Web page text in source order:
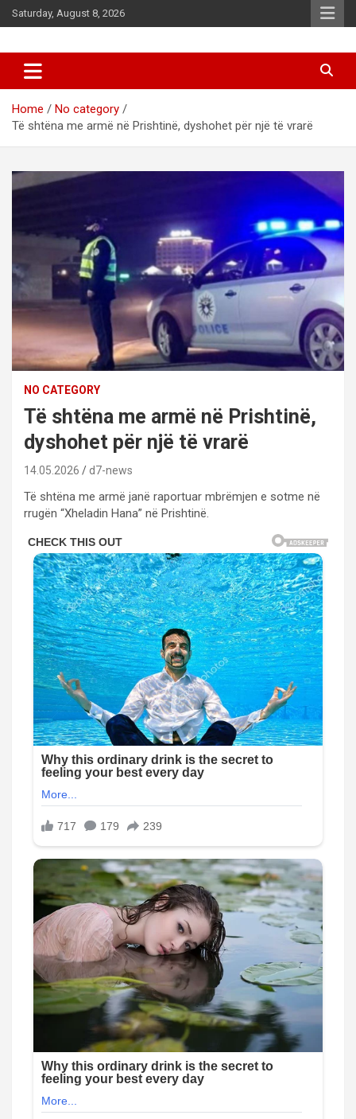
Skip
to
Saturday, August 8, 2026
d7-news.com
Home
No category
Të shtëna me armë në Prishtinë, dyshohet për një të vrarë
NO CATEGORY
Të shtëna me armë në Prishtinë,
dyshohet për një të vrarë
14.05.2026 d7-news
Të shtëna me armë janë raportuar mbrëmjen e sotme në
rrugën “Xheladin Hana” në Prishtinë.